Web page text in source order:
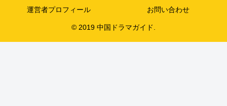
運営者プロフィール
お問い合わせ
© 2019 中国ドラマガイド.